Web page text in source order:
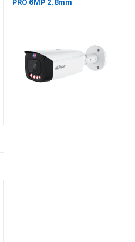
PRO 6MP 2.8mm